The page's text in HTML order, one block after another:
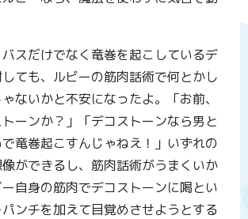
スだけでなく竜巻を起こしているデ
ても、ルビーの筋肉話術で何とかし
ないかと不安になったよ。「お前、
ーンか？」「デコストーンなら男と
竜巻起こすんじゃねえ！」いずれの
ができるし、筋肉話術がうまくいか
自身の筋肉でデコストーンに喝とい
ンチを加えて目覚めさせようとする